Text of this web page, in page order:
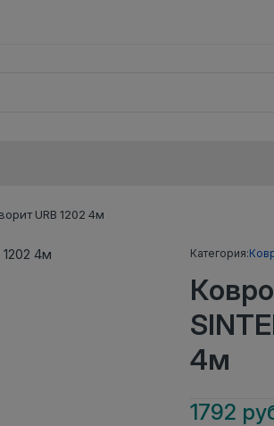
URB 1202 4м
Категория:
4м
1792